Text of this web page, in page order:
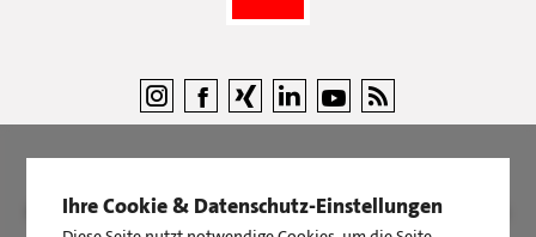
LBS Immobilien GmbH NordWest|Impressum|Sicherheit &
Ihre Cookie & Datenschutz-Einstellungen